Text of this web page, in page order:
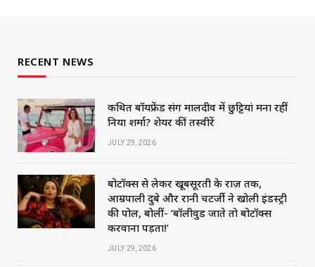
RECENT NEWS
कथित बॉयफ्रेंड संग मालदीव में छुट्टियां मना रहीं
निया शर्मा? शेयर कीं तस्वीरें
JULY 29, 2026
बोटॉक्स से लेकर खूबसूरती के राज़ तक,
आम्रपाली दुबे और रानी चटर्जी ने खोली इंडस्ट्री
की पोल, बोलीं- ‘बॉलीवुड जाते तो बोटॉक्स
करवाना पड़ता!’
JULY 29, 2026